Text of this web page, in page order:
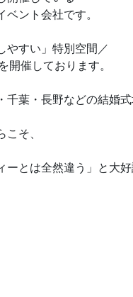
ント会社です。
やすい」特別空間／
開催しております。
葉・長野などの結婚式
そ、
ーとは全然違う」と大好